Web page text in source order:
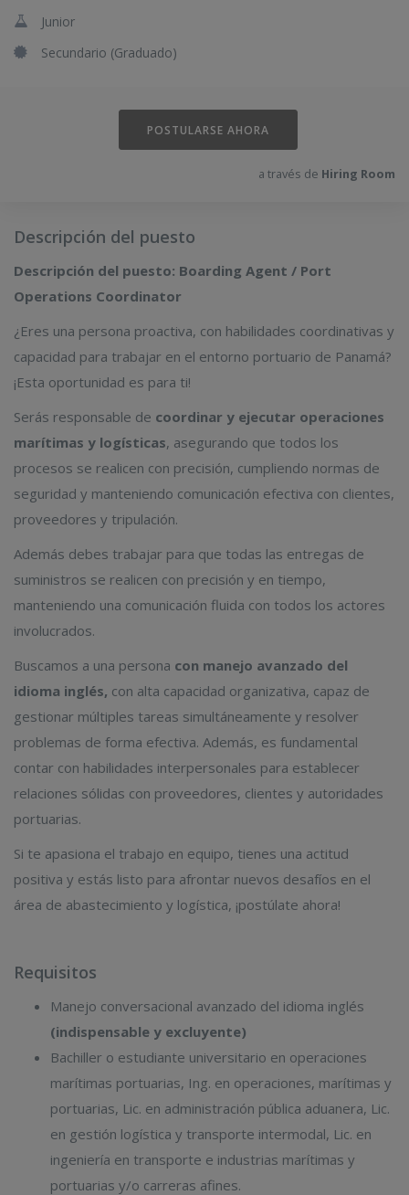
Junior
Secundario (Graduado)
POSTULARSE AHORA
a través de Hiring Room
Descripción del puesto
Descripción del puesto: Boarding Agent / Port
Operations Coordinator
¿Eres una persona proactiva, con habilidades coordinativas y
capacidad para trabajar en el entorno portuario de Panamá?
¡Esta oportunidad es para ti!
Serás responsable de coordinar y ejecutar operaciones
marítimas y logísticas, asegurando que todos los
procesos se realicen con precisión, cumpliendo normas de
seguridad y manteniendo comunicación efectiva con clientes,
proveedores y tripulación.
Además debes trabajar para que todas las entregas de
suministros se realicen con precisión y en tiempo,
manteniendo una comunicación fluida con todos los actores
involucrados.
Buscamos a una persona con manejo avanzado del
idioma inglés, con alta capacidad organizativa, capaz de
gestionar múltiples tareas simultáneamente y resolver
problemas de forma efectiva. Además, es fundamental
contar con habilidades interpersonales para establecer
relaciones sólidas con proveedores, clientes y autoridades
portuarias.
Si te apasiona el trabajo en equipo, tienes una actitud
positiva y estás listo para afrontar nuevos desafíos en el
área de abastecimiento y logística, ¡postúlate ahora!
Requisitos
Manejo conversacional avanzado del idioma inglés
(indispensable y excluyente)
Bachiller o estudiante universitario en operaciones
marítimas portuarias, Ing. en operaciones, marítimas y
portuarias, Lic. en administración pública aduanera, Lic.
en gestión logística y transporte intermodal, Lic. en
ingeniería en transporte e industrias marítimas y
portuarias y/o carreras afines.